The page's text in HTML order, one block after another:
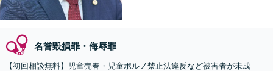
名誉毀損罪・侮辱罪
【初回相談無料】児童売春・児童ポルノ禁止法違反など被害者が未成